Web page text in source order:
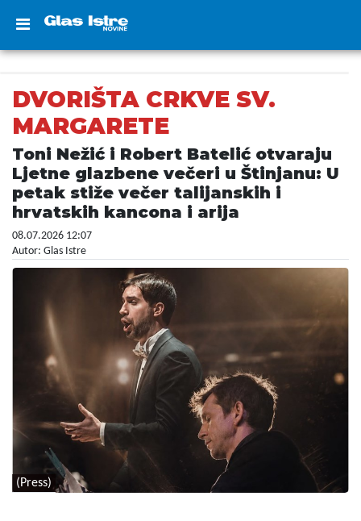
DVORIŠTA CRKVE SV.
MARGARETE
Toni Nežić i Robert Batelić otvaraju
Ljetne glazbene večeri u Štinjanu: U
petak stiže večer talijanskih i
hrvatskih kancona i arija
08.07.2026 12:07
Autor: Glas Istre
(Press)